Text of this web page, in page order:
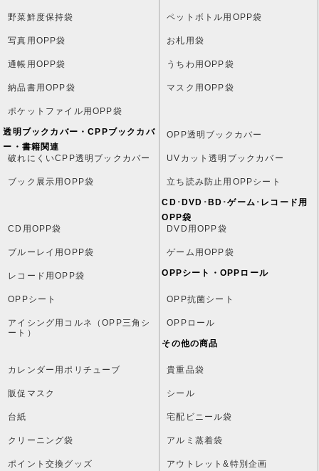
野菜鮮度保持袋 ペットボトル用OPP袋
写真用OPP袋 お札用袋
通帳用OPP袋 うちわ用OPP袋
納品書用OPP袋 マスク用OPP袋
ポケットファイル用OPP袋
透明ブックカバー・CPPブックカバ
ー・書籍関連
OPP透明ブックカバー
破れにくいCPP透明ブックカバー UVカット透明ブックカバー
ブック展示用OPP袋 立ち読み防止用OPPシート
CD･DVD･BD･ゲーム･レコード用
OPP袋
CD用OPP袋
DVD用OPP袋
ブルーレイ用OPP袋 ゲーム用OPP袋
レコード用OPP袋 OPPシート・OPPロール
OPPシート OPP抗菌シート
アイシング用コルネ（OPP三角シ
ート）
OPPロール
その他の商品
カレンダー用ポリチューブ 貴重品袋
販促マスク シール
台紙 宅配ビニール袋
クリーニング袋 アルミ蒸着袋
ポイント交換グッズ アウトレット&特別企画